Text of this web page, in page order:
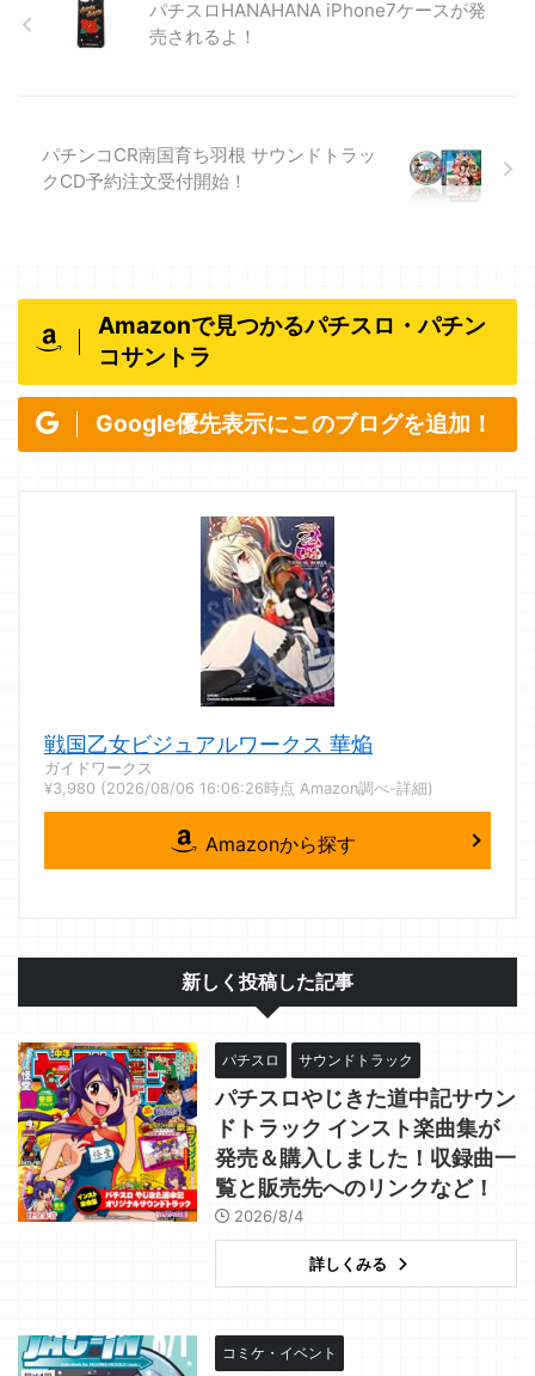
パチスロHANAHANA iPhone7ケースが発
売されるよ！
パチンコCR南国育ち羽根 サウンドトラッ
クCD予約注文受付開始！
Amazonで見つかるパチスロ・パチン
コサントラ
Google優先表示にこのブログを追加！
戦国乙女ビジュアルワークス 華焔
ガイドワークス
¥3,980 (2026/08/06 16:06:26時点 Amazon調べ-詳細)
Amazonから探す
新しく投稿した記事
パチスロ サウンドトラック
パチスロやじきた道中記サウン
ドトラック インスト楽曲集が
発売＆購入しました！収録曲一
覧と販売先へのリンクなど！
2026/8/4
詳しくみる
コミケ・イベント